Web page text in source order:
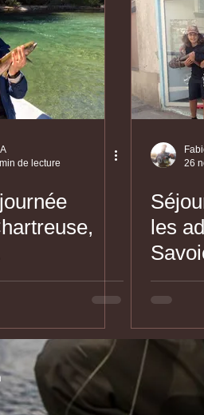
Autres
de lecture
26
les